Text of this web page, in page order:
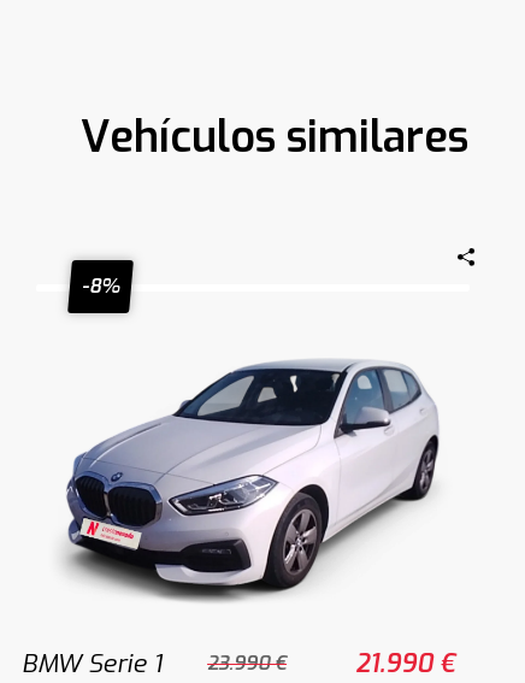
Vehículos similares
-8%
BMW Serie 1 23.990 € 21.990 €